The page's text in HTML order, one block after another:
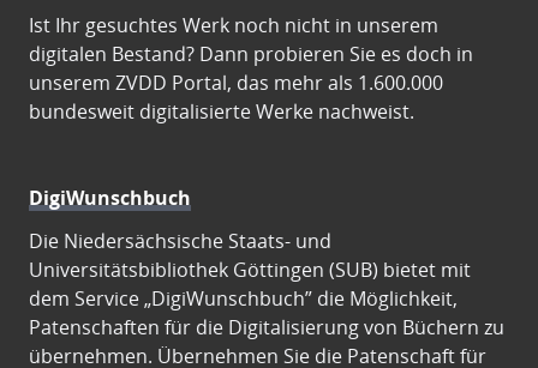
Ist Ihr gesuchtes Werk noch nicht in unserem
digitalen Bestand? Dann probieren Sie es doch in
unserem ZVDD Portal, das mehr als 1.600.000
bundesweit digitalisierte Werke nachweist.
DigiWunschbuch
Die Niedersächsische Staats- und
Universitätsbibliothek Göttingen (SUB) bietet mit
dem Service „DigiWunschbuch” die Möglichkeit,
Patenschaften für die Digitalisierung von Büchern zu
übernehmen. Übernehmen Sie die Patenschaft für